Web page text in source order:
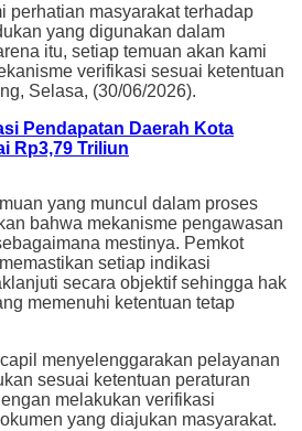
perhatian masyarakat terhadap
yang digunakan dalam
itu, setiap temuan akan kami
verifikasi sesuai ketentuan
Selasa, (30/06/2026).
Pendapatan Daerah Kota
Rp3,79 Triliun
yang muncul dalam proses
bahwa mekanisme pengawasan
mestinya. Pemkot
setiap indikasi
secara objektif sehingga hak
memenuhi ketentuan tetap
menyelenggarakan pelayanan
sesuai ketentuan peraturan
melakukan verifikasi
yang diajukan masyarakat.